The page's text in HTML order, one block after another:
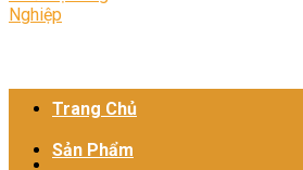
Trang Chủ
Sản Phẩm